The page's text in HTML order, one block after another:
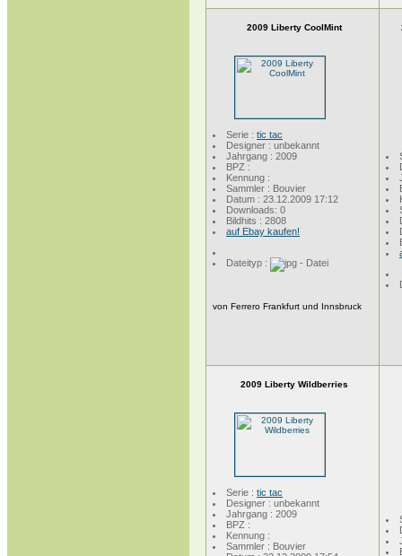
2009 Liberty CoolMint
Serie : tic tac
Designer : unbekannt
Jahrgang : 2009
BPZ :
Kennung :
Sammler : Bouvier
Datum : 23.12.2009 17:12
Downloads: 0
Bildhits : 2808
auf Ebay kaufen!
Dateityp :
von Ferrero Frankfurt und Innsbruck
2009 Liberty Wildberries
Serie : tic tac
Designer : unbekannt
Jahrgang : 2009
BPZ :
Kennung :
Sammler : Bouvier